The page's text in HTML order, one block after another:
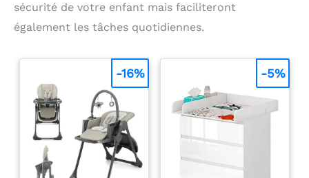
sécurité de votre enfant mais faciliteront
également les tâches quotidiennes.
-16% -5%